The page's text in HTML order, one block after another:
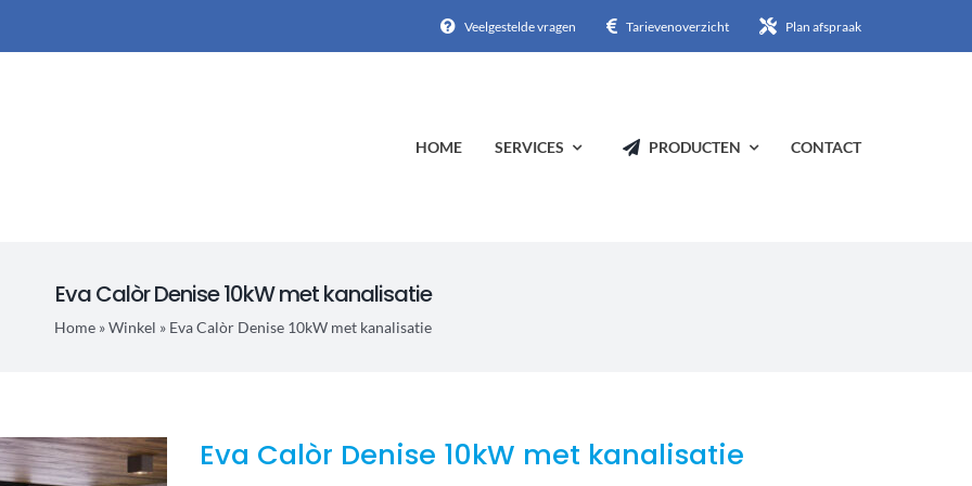
Veelgestelde vragen Tarievenoverzicht Plan afspraak
HOME SERVICES PRODUCTEN CONTACT
Eva Calòr Denise 10kW met kanalisatie
Home »Winkel » Eva Calòr Denise 10kW met kanalisatie
Eva Calòr Denise 10kW met kanalisatie